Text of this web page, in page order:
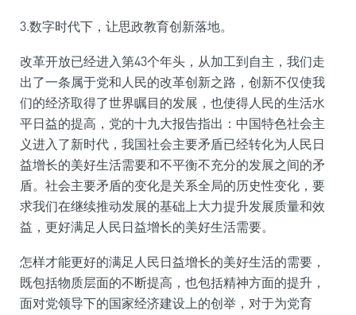
3.数字时代下，让思政教育创新落地。
改革开放已经进入第43个年头，从加工到自主，我们走
出了一条属于党和人民的改革创新之路，创新不仅使我
们的经济取得了世界瞩目的发展，也使得人民的生活水
平日益的提高，党的十九大报告指出：中国特色社会主
义进入了新时代，我国社会主要矛盾已经转化为人民日
益增长的美好生活需要和不平衡不充分的发展之间的矛
盾。社会主要矛盾的变化是关系全局的历史性变化，要
求我们在继续推动发展的基础上大力提升发展质量和效
益，更好满足人民日益增长的美好生活需要。
怎样才能更好的满足人民日益增长的美好生活的需要，
既包括物质层面的不断提高，也包括精神方面的提升，
面对党领导下的国家经济建设上的创举，对于为党育